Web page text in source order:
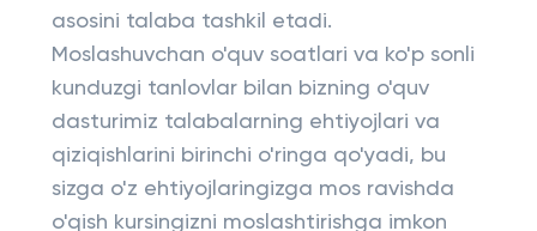
asosini talaba tashkil etadi.
Moslashuvchan o'quv soatlari va ko'p sonli
kunduzgi tanlovlar bilan bizning o'quv
dasturimiz talabalarning ehtiyojlari va
qiziqishlarini birinchi o'ringa qo'yadi, bu
sizga o'z ehtiyojlaringizga mos ravishda
o'qish kursingizni moslashtirishga imkon